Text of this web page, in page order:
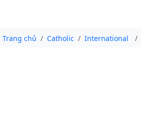
Trang chủ Catholic International